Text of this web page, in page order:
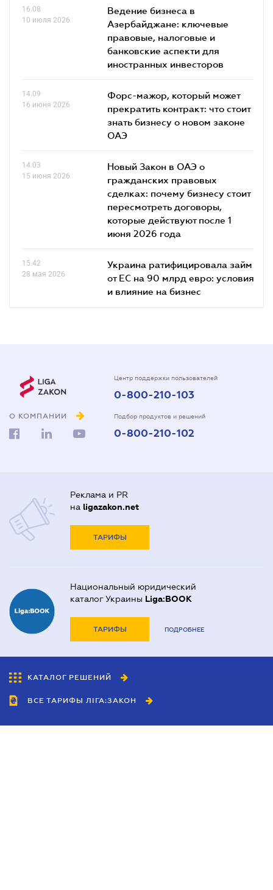
16.08
10 июля 2026
Ведение бизнеса в
Азербайджане: ключевые
правовые, налоговые и
банковские аcпекти для
иностранных инвесторов
14.09
16 июня 2026
Форс-мажор, который может
прекратить контракт: что стоит
знать бизнесу о новом законе
ОАЭ
14.03
15 июня 2026
Новый Закон в ОАЭ о
гражданских правовых
сделках: почему бизнесу стоит
пересмотреть договоры,
которые действуют после 1
июня 2026 года
15.42
28 мая 2026
Украина ратифицировала займ
от ЕС на 90 млрд евро: условия
и влияние на бизнес
О КОМПАНИИ
Центр поддержки пользователей
0-800-210-103
Подбор продуктов и решений
0-800-210-102
Реклама и PR
на ligazakon.net
ТАРИФЫ
Национальный юридический
каталог Украины Liga:BOOK
ТАРИФЫ ПОДРОБНЕЕ
КАТАЛОГ РЕШЕНИЙ
ВСЕ ТАРИФЫ ЛІГА:ЗАКОН